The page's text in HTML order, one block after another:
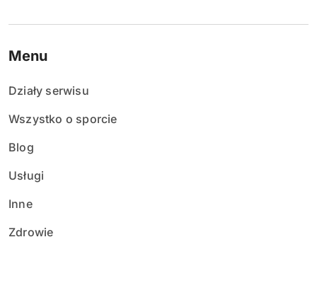
Menu
Działy serwisu
Wszystko o sporcie
Blog
Usługi
Inne
Zdrowie